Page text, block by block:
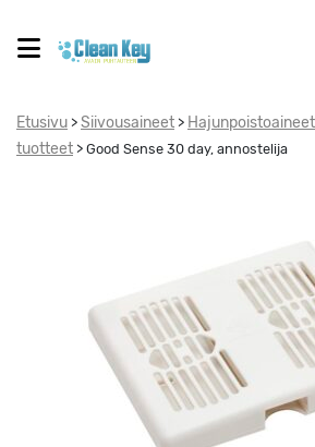
Etusivu > Siivousaineet >
tuotteet > Good Sense 30 day, annostelija